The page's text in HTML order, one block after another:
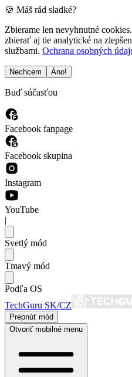
🍪 Máš rád sladké?
Zbierame len nevyhnutné
zbierať aj tie analytické na
službami. Ochrana osobných
Nechcem Áno!
Buď súčasťou
Facebook fanpage
Facebook skupina
Instagram
YouTube
|
Svetlý mód
Tmavý mód
Podľa OS
TechGuru SK/CZ
Prepnúť mód
Otvoriť mobilné menu